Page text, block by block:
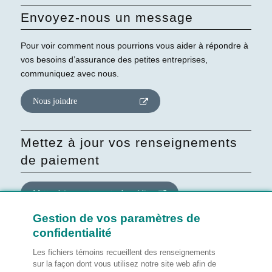
Envoyez-nous un message
Pour voir comment nous pourrions vous aider à répondre à
vos besoins d’assurance des petites entreprises,
communiquez avec nous.
Nous joindre
Mettez à jour vos renseignements
de paiement
Mettre à jour votre carte de crédit
Mettre à jour le consentement
quant au site Web
Gestion de vos paramètres de
confidentialité
Les fichiers témoins recueillent des renseignements
sur la façon dont vous utilisez notre site web afin de